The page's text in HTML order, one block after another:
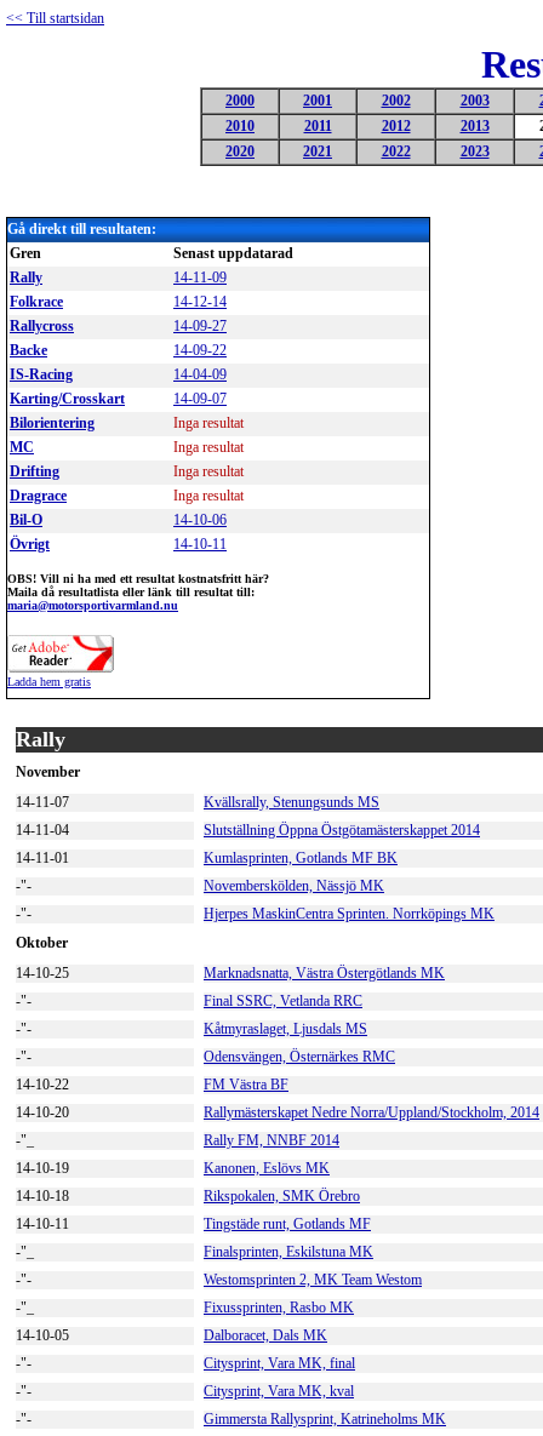
<< Till startsidan
2000 2001 2002 2003
2010
2011 2012 2013
2020
2021 2022 2023
Gå direkt till resultaten:
Gren
Senast uppdatarad
Rally
14-11-09
Folkrace
14-12-14
Rallycross
14-09-27
Backe
14-09-22
IS-Racing
14-04-09
Karting/Crosskart
14-09-07
Bilorientering
Inga resultat
MC
Inga resultat
Drifting
Inga resultat
Dragrace
Inga resultat
Bil-O
14-10-06
Övrigt
14-10-11
OBS! Vill ni ha med ett resultat kostnatsfritt här?
Maila då resultatlista eller länk till resultat till:
maria@motorsportivarmland.nu
Ladda hem gratis
Rally
November
14-11-07
Kvällsrally, Stenungsunds MS
14-11-04
Slutställning Öppna Östgötamästerskappet 2014
14-11-01
Kumlasprinten, Gotlands MF BK
-"-
Novemberskölden, Nässjö MK
-"-
Hjerpes MaskinCentra Sprinten. Norrköpings MK
Oktober
14-10-25
Marknadsnatta, Västra Östergötlands MK
-"-
Final SSRC, Vetlanda RRC
-"-
Kåtmyraslaget, Ljusdals MS
-"-
Odensvängen, Östernärkes RMC
14-10-22
FM Västra BF
14-10-20
Rallymästerskapet Nedre Norra/Uppland/Stockholm, 2014
-"_
Rally FM, NNBF 2014
14-10-19
Kanonen, Eslövs MK
14-10-18
Rikspokalen, SMK Örebro
14-10-11
Tingstäde runt, Gotlands MF
-"_
Finalsprinten, Eskilstuna MK
-"-
Westomsprinten 2, MK Team Westom
-"_
Fixussprinten, Rasbo MK
14-10-05
Dalboracet, Dals MK
-"-
Citysprint, Vara MK, final
-"-
Citysprint, Vara MK, kval
-"-
Gimmersta Rallysprint, Katrineholms MK